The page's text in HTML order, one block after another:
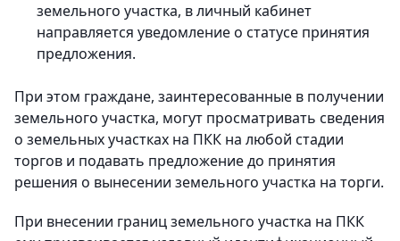
земельного участка, в личный кабинет
направляется уведомление о статусе принятия
предложения.
При этом граждане, заинтересованные в получении
земельного участка, могут просматривать сведения
о земельных участках на ПКК на любой стадии
торгов и подавать предложение до принятия
решения о вынесении земельного участка на торги.
При внесении границ земельного участка на ПКК